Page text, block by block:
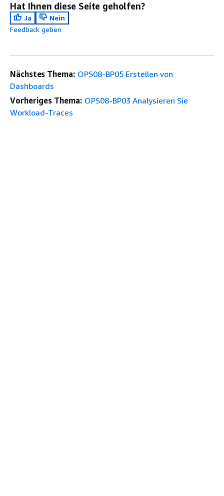
Hat Ihnen diese Seite geholfen?
Ja
Nein
Feedback geben
Nächstes Thema: OPS08-BP05 Erstellen von
Dashboards
Vorheriges Thema: OPS08-BP03 Analysieren Sie
Workload-Traces